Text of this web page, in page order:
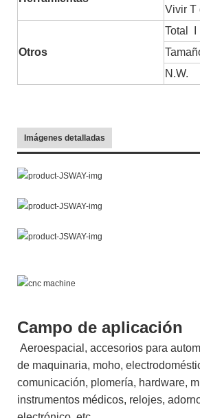
Vivir T
Otros
Total
N.W.
Imágenes detalladas
Campo de aplicación
Aeroespacial, accesorios para
de maquinaria, moho,
comunicación, plomería, hardware,
instrumentos médicos, relojes,